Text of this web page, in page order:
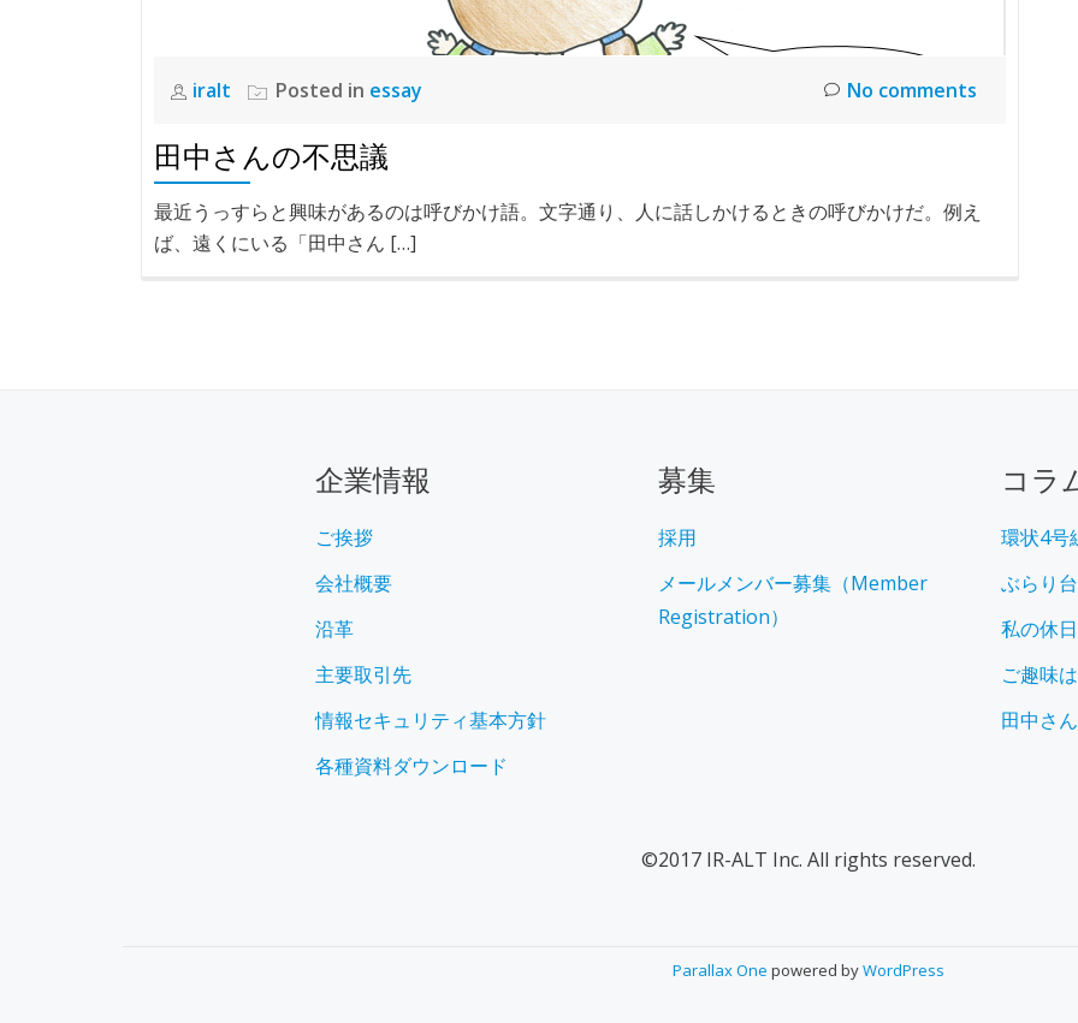
iralt Posted in essay No comments
田中さんの不思議
最近うっすらと興味があるのは呼びかけ語。文字通り、人に話しかけるときの呼びかけだ。例え
ば、遠くにいる「田中さん […]
企業情報
ご挨拶
会社概要
沿革
主要取引先
情報セキュリティ基本方針
各種資料ダウンロード
募集
採用
メールメンバー募集（Member
Registration）
コラ
環状4号
ぶらり
私の休日
ご趣味
田中さ
©2017 IR-ALT Inc. All rights reserved.
Parallax One powered byWordPress